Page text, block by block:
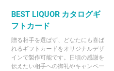
BEST LIQUOR カタログギ
フトカード
贈る相手を選ばず、どなたにも喜ば
れるギフトカードをオリジナルデザ
インで製作可能です。日頃の感謝を
伝えたい相手への御礼やキャンペー